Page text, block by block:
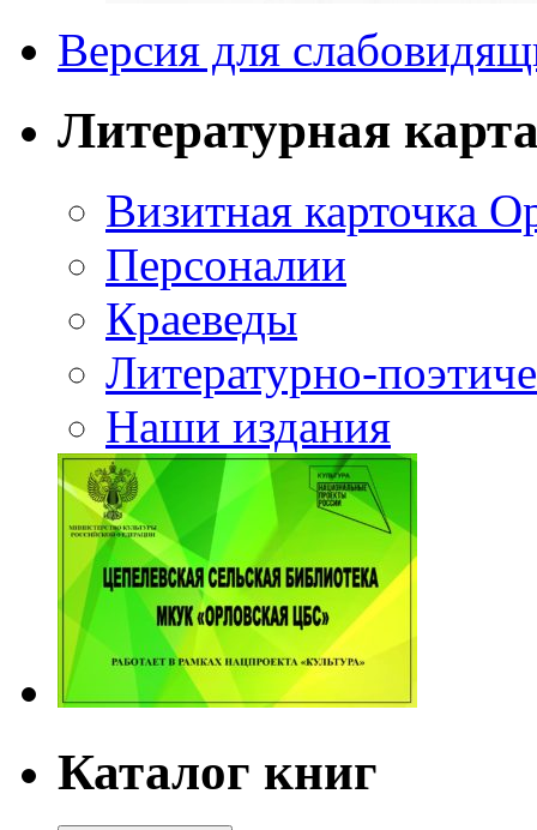
Версия для
Литературная
Визитная карточка
Персоналии
Краеведы
Литературно-
Наши издания
Каталог книг